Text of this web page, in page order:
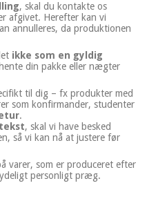
, skal du kontakte os
afgivet. Herefter kan vi
annulleres, da produktionen
ikke som en gyldig
din pakke eller nægter
til dig – fx produkter med
som konfirmander, studenter
.
, skal vi have besked
så vi kan nå at justere før
varer, som er produceret efter
personligt præg.